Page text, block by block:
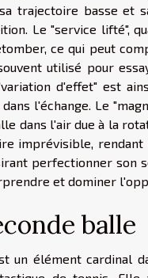
trajectoire basse et
Le "service lifté",
ce qui peut
utilisé pour
d'effet" est
l'échange. Le
dans l'air due à la
imprévisible,
perfectionner son
et dominer
balle
un élément cardinal